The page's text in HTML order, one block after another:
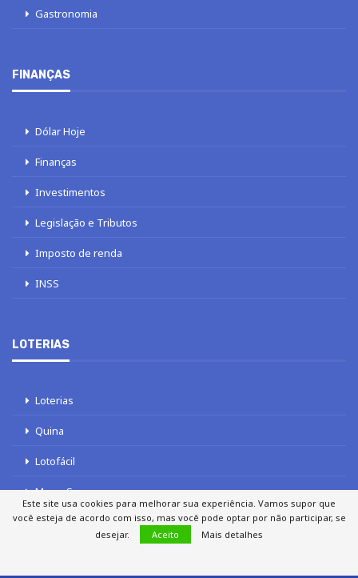
Gastronomia
FINANÇAS
Dólar Hoje
Finanças
Investimentos
Legislação e Tributos
Imposto de renda
INSS
LOTERIAS
Loterias
Quina
Lotofácil
Mega-Sena
Tele sena
Este site usa cookies para melhorar sua experiência. Vamos supor que
você esteja de acordo com isso, mas você pode optar por não participar, se
desejar.
Aceito Mais detalhes